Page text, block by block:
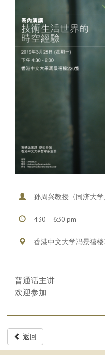
孙周兴教授〈同济大学
4:30 – 6:30 pm
香港中文大学冯景禧楼
普通话主讲
欢迎参加
返回